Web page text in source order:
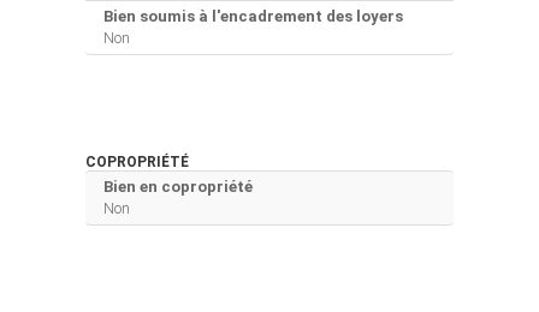
Bien soumis à l'encadrement des loyers
Non
COPROPRIÉTÉ
Bien en copropriété
Non